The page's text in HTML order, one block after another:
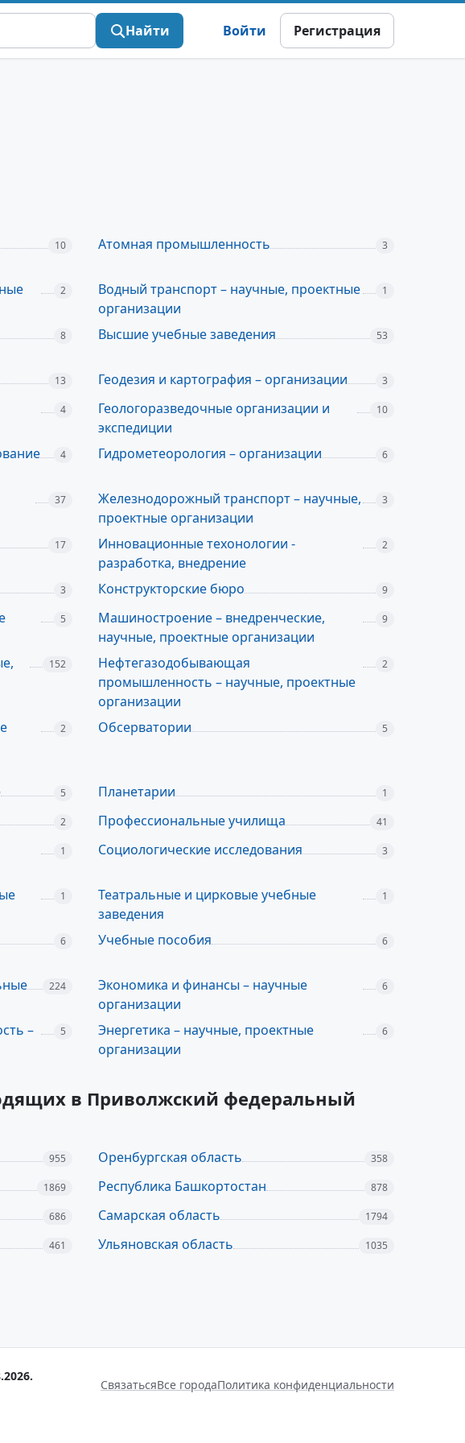
Найти Войти Регистрация
10 Атомная промышленность 3
2
Водный транспорт – научные, проектные
организации
1
8 Высшие учебные заведения 53
13 Геодезия и картография – организации 3
4
Геологоразведочные организации и
экспедиции
10
4 Гидрометеорология – организации 6
37
Железнодорожный транспорт – научные,
проектные организации
3
17
Инновационные техонологии -
разработка, внедрение
2
3 Конструкторские бюро 9
5
Машиностроение – внедренческие,
научные, проектные организации
9
152
Нефтегазодобывающая
промышленность – научные, проектные
организации
2
2 Обсерватории 5
5 Планетарии 1
2 Профессиональные училища 41
1 Социологические исследования 3
1
Театральные и цирковые учебные
заведения
1
6 Учебные пособия 6
224
Экономика и финансы – научные
организации
6
–
5
Энергетика – научные, проектные
организации
6
в Приволжский федеральный
955 Оренбургская область 358
1869 Республика Башкортостан 878
686 Самарская область 1794
461 Ульяновская область 1035
СвязатьсяВсе городаПолитика конфиденциальности